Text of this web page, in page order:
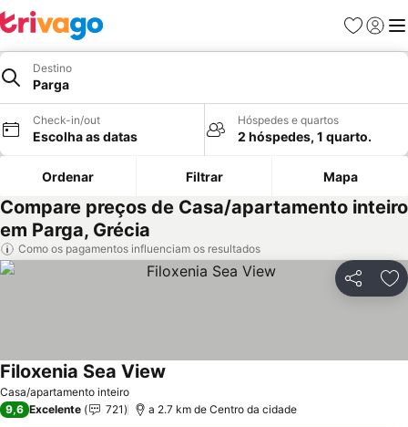
Favoritos
Iniciar
Destino
Parga
Check-in/out
Escolha as datas
Hóspedes e quartos
2 hóspedes, 1 quarto.
Ordenar Filtrar Mapa
Compare preços de Casa/apartamento inteiro
em Parga, Grécia
Como os pagamentos influenciam os resultados
Partilhar
Casa/apartamento inteiro
Filoxenia Sea View
9,6 Excelente 721 a 2.7 km de Centro da cidade